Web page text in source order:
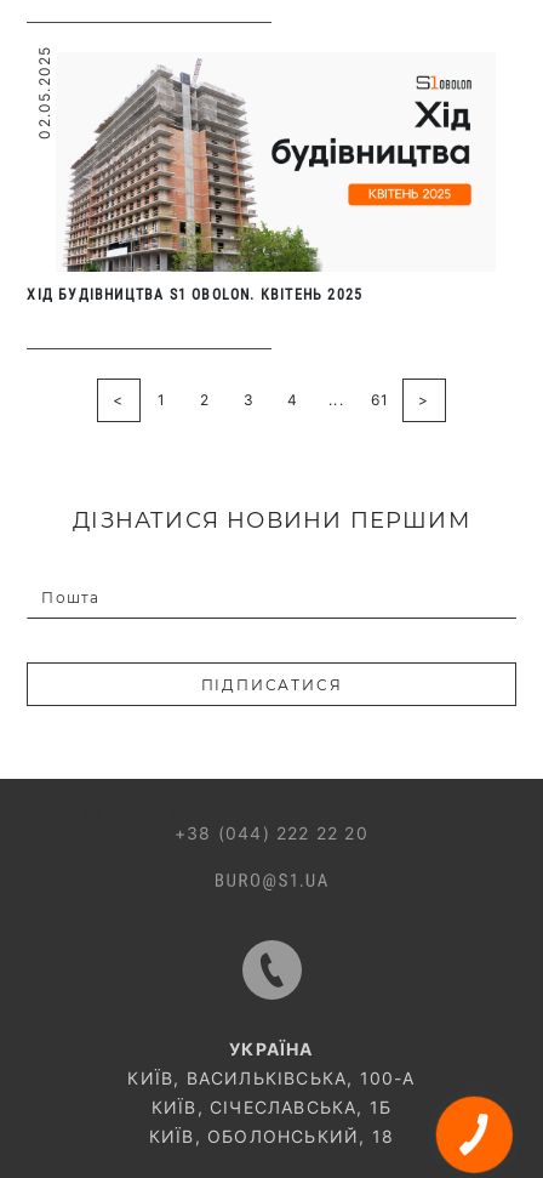
02.05.2025
ХІД БУДІВНИЦТВА S1 OBOLON. КВІТЕНЬ 2025
< 1 2 3 4 ... 61 >
ДІЗНАТИСЯ НОВИНИ ПЕРШИМ
Пошта
ПІДПИСАТИСЯ
+38 (044) 222 22 20
УКРАЇНА
КИЇВ, ВАСИЛЬКІВСЬКА, 100-A
КИЇВ, СІЧЕСЛАВСЬКА, 1Б
КИЇВ, ОБОЛОНСЬКИЙ, 18